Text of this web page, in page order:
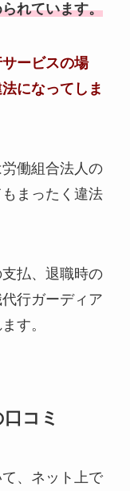
れています。
ービスの場
になってしま
働組合法人の
まったく違法
払、退職時の
行ガーディア
す。
コミ
、ネット上で